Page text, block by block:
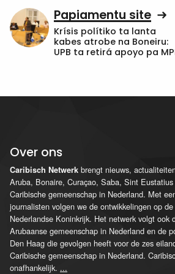
Papiamentu site
Krísis polítiko ta lanta
kabes atrobe na Boneiru:
UPB ta retirá apoyo pa
Over ons
Caribisch Netwerk brengt nieuws,
Aruba, Bonaire, Curaçao, Saba, Sint
Caribische gemeenschap in Nederland. Met
journalisten volgen we de ontwikkelingen op
Nederlandse Koninkrijk. Het netwerk volgt ook
Arubaanse gemeenschap in Nederland en de
Den Haag die gevolgen heeft voor de zes
Caribische gemeenschap in Nederland.
onafhankelijk. ...